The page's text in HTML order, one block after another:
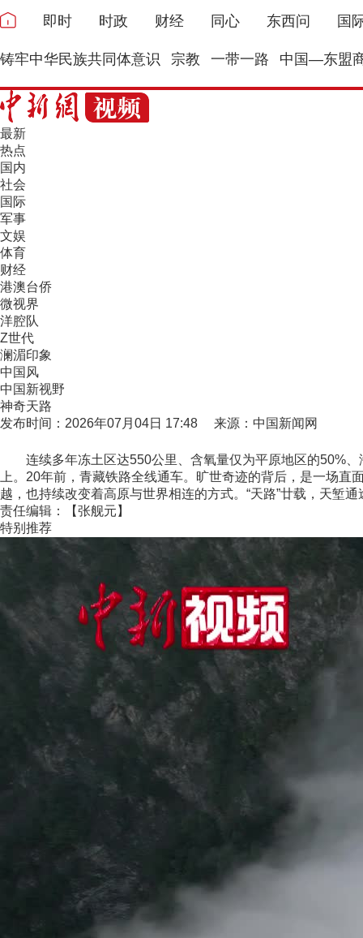
即时 时政 财经 同心 东西问 国
铸牢中华民族共同体意识 宗教 一带一路 中国—东盟
最新
热点
国内
社会
国际
军事
文娱
体育
财经
港澳台侨
微视界
洋腔队
Z世代
澜湄印象
中国风
中国新视野
神奇天路
发布时间：2026年07月04日 17:48 来源：中国新闻网
连续多年冻土区达550公里、含氧量仅为平原地区的50%、
上。20年前，青藏铁路全线通车。旷世奇迹的背后，是一场直
越，也持续改变着高原与世界相连的方式。“天路”廿载，天堑
责任编辑：【张舰元】
特别推荐